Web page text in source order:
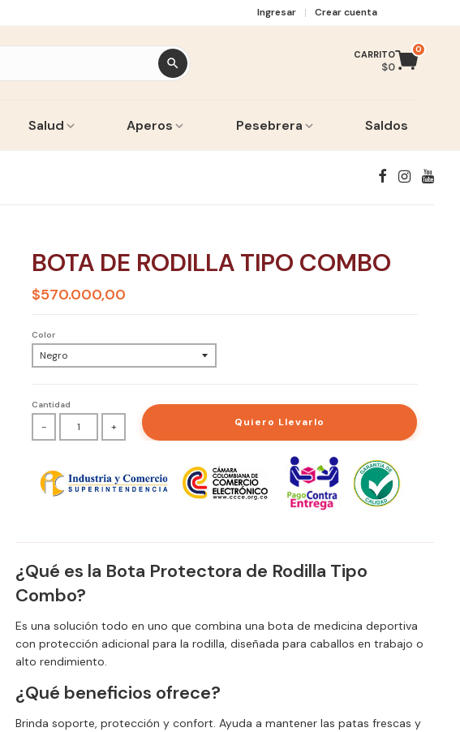
Ingresar Crear cuenta
CARRITO
$0
0
Salud Aperos Pesebrera Saldos
BOTA DE RODILLA TIPO COMBO
$570.000,00
Color
Cantidad
- + Quiero Llevarlo
¿Qué es la Bota Protectora de Rodilla Tipo
Combo?
Es una solución todo en uno que combina una bota de medicina deportiva
con protección adicional para la rodilla, diseñada para caballos en trabajo o
alto rendimiento.
¿Qué beneficios ofrece?
Brinda soporte, protección y confort. Ayuda a mantener las patas frescas y